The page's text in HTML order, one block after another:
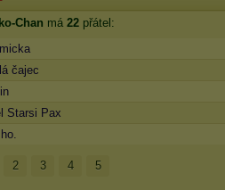
Chan má 22 přátel:
čajec
Starsi Pax
2 3 4 5